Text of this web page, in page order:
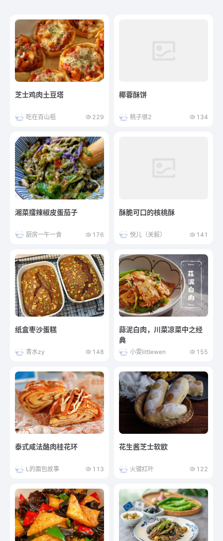
芝士鸡肉土豆塔
吃在百山祖 229
椰蓉酥饼
桃子很2 134
湘菜擂辣椒皮蛋茄子
厨房一午一食 176
酥脆可口的核桃酥
悦儿（关毅） 141
纸盒枣沙蛋糕
青水zy 148
蒜泥白肉，川菜凉菜中之经
典
小雯littlewen 155
泰式咸法酪肉桂花环
L的面包故事 113
花生酱芝士软欧
火镀红叶 122